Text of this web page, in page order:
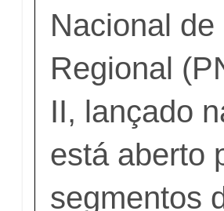
Nacional
Regional
II, lançado
está aberto
segmentos